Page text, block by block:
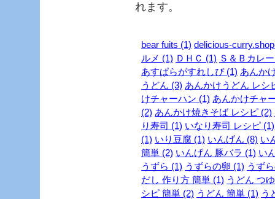
れます。
bear fuits (1) delicious-
ルメ (1) ＤＨＣ (1) Ｓ＆Ｂカレ
あすぱらがすれしぴ (1) あんか
うどん (3) あんかけうどん レシ
けチャーハン (1) あんかけチャ
(2) あんかけ焼きそば レシピ (2)
り寿司 (1) いなり寿司 レシピ (1)
(1) いり豆腐 (1) いんげん (8) い
簡単 (2) いんげん 豚バラ (1) い
うずら (1) うずらの卵 (1) うず
だし 作り方 簡単 (1) うどん つ
シピ 簡単 (2) うどん 簡単 (1) う